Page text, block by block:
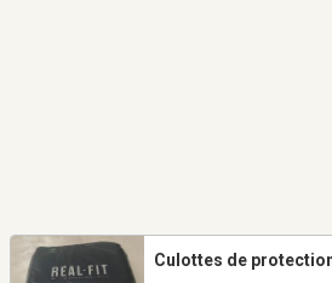
Culottes de